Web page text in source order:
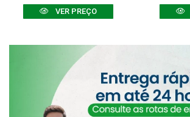
VER PREÇO